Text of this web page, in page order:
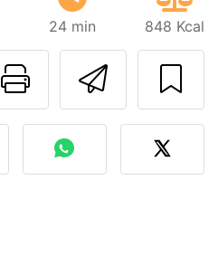
24 min 848 Kcal
Imprima
com o autor